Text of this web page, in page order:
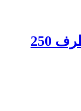
لانچ باکس حجاج کوچک بهظرف 250